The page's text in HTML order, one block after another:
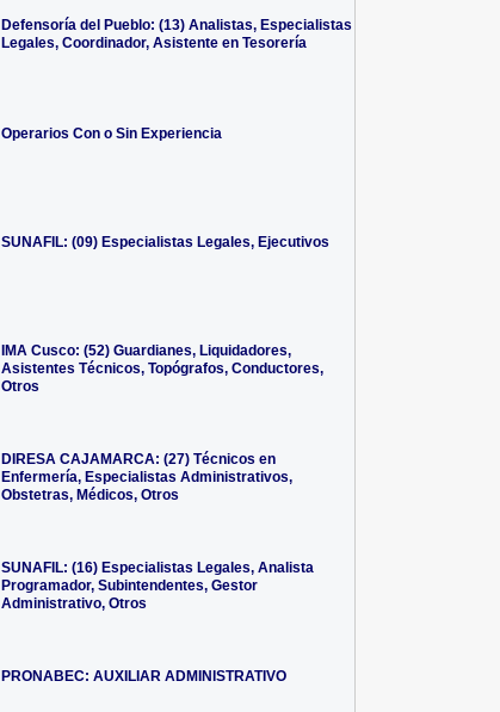
Defensoría del Pueblo: (13) Analistas, Especialistas
Legales, Coordinador, Asistente en Tesorería
Operarios Con o Sin Experiencia
SUNAFIL: (09) Especialistas Legales, Ejecutivos
IMA Cusco: (52) Guardianes, Liquidadores,
Asistentes Técnicos, Topógrafos, Conductores,
Otros
DIRESA CAJAMARCA: (27) Técnicos en
Enfermería, Especialistas Administrativos,
Obstetras, Médicos, Otros
SUNAFIL: (16) Especialistas Legales, Analista
Programador, Subintendentes, Gestor
Administrativo, Otros
PRONABEC: AUXILIAR ADMINISTRATIVO